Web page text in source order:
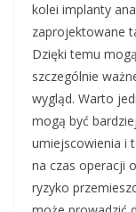
kolei implanty
zaprojektowane
Dzięki temu
szczególnie
wygląd. Warto
mogą być
umiejscowienia i
na czas operacji
ryzyko